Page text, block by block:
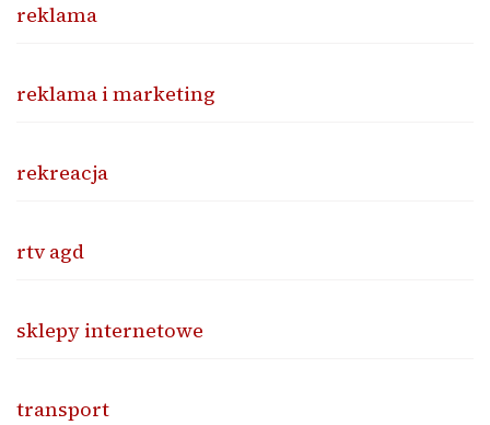
reklama
reklama i marketing
rekreacja
rtv agd
sklepy internetowe
transport